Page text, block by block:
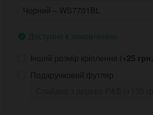
Доступно к замовленню
Інший розмір кріплення (+25 грн.
Подарунковий футляр